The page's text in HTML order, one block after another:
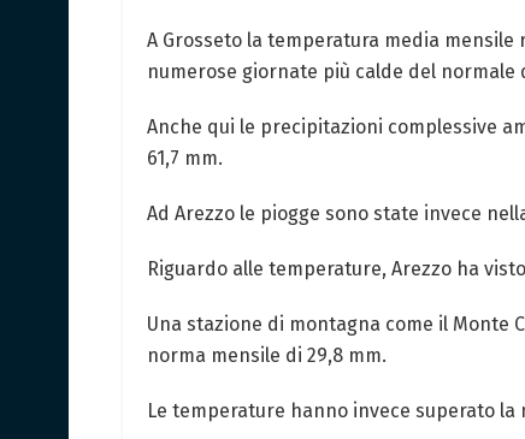
A Grosseto la temperatura media mensile
numerose giornate più calde del normale
Anche qui le precipitazioni complessive
61,7 mm.
Ad Arezzo le piogge sono state invece
Riguardo alle temperature, Arezzo ha
Una stazione di montagna come il Monte
norma mensile di 29,8 mm.
Le temperature hanno invece superato la